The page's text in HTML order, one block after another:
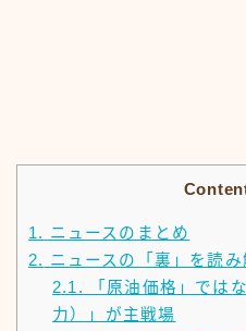
1. ニュースのまとめ
2. ニュースの「裏」を読み
2.1.
「原油価格」では
力）」が主戦場